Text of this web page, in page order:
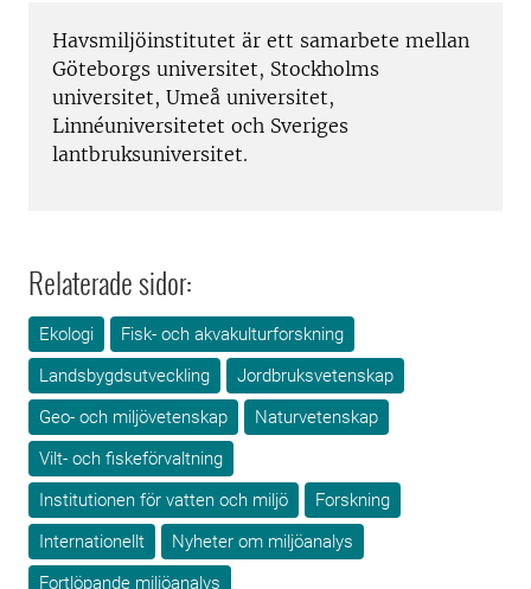
Havsmiljöinstitutet är ett samarbete mellan
Göteborgs universitet, Stockholms
universitet, Umeå universitet,
Linnéuniversitetet och Sveriges
lantbruksuniversitet.
Relaterade sidor:
Ekologi
Fisk- och akvakulturforskning
Landsbygdsutveckling
Jordbruksvetenskap
Geo- och miljövetenskap
Naturvetenskap
Vilt- och fiskeförvaltning
Institutionen för vatten och miljö
Forskning
Internationellt
Nyheter om miljöanalys
Fortlöpande miljöanalys